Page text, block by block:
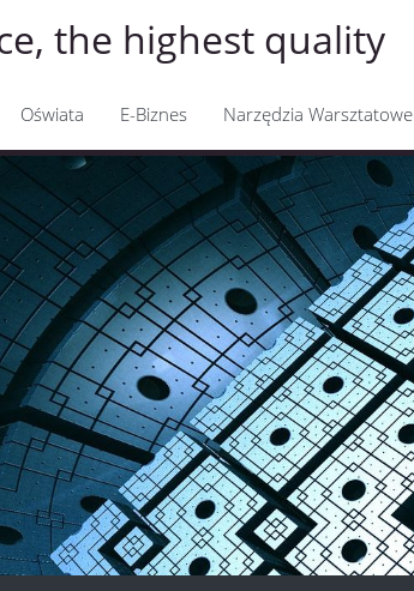
the highest quality
Oświata E-Biznes Narzędzia Warsztatowe